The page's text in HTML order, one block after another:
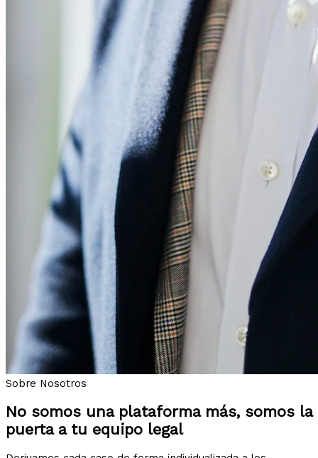
Sobre Nosotros
No somos una plataforma más, somos la
puerta a tu equipo legal